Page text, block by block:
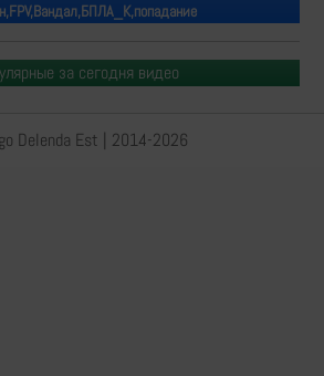
за сегодня видео
Delenda Est | 2014-2026